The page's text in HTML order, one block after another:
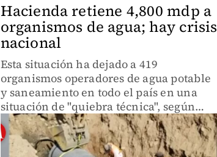
Hacienda retiene 4,800 mdp a
organismos de agua; hay crisis
nacional
Esta situación ha dejado a 419
organismos operadores de agua potable
y saneamiento en todo el país en una
situación de "quiebra técnica", según
denunció la Asociación Nacional de
Entidades de Agua y Saneamiento de
México (ANEAS).